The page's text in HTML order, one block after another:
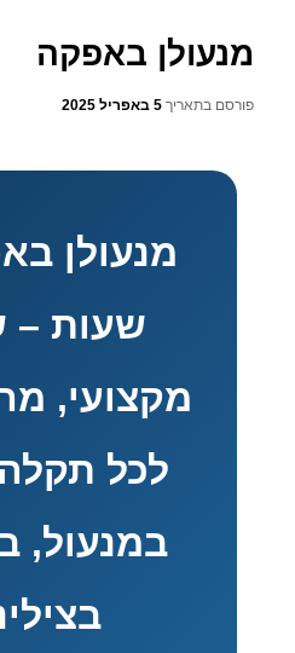
מנעולן באפקה
פורסם בתאריך5 באפריל 2025
שעות –
מקצועי,
לכל
במנעול,